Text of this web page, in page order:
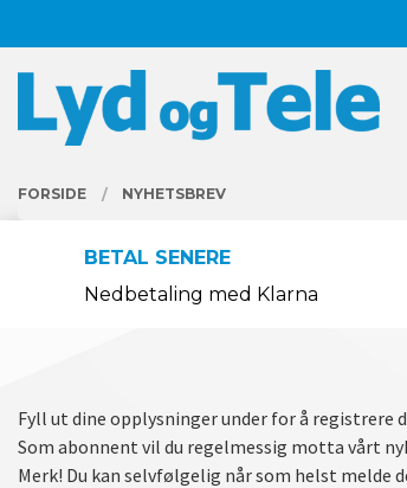
til
innholdet
PRODUKTER
FORSIDE NYHETSBREV
BETAL SENERE
Nedbetaling med Klarna
Fyll ut dine opplysninger under for å registrere
Som abonnent vil du regelmessig motta vårt
Merk! Du kan selvfølgelig når som helst melde